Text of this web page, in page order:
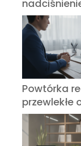
Powtórka
przewlekłe